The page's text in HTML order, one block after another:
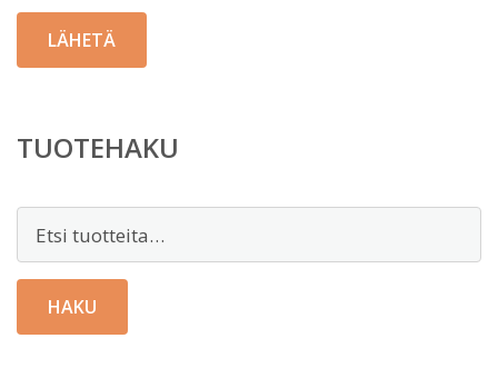
TUOTEHAKU
HAKU